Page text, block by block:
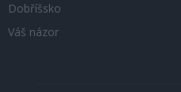
Dobříšsko
Váš názor